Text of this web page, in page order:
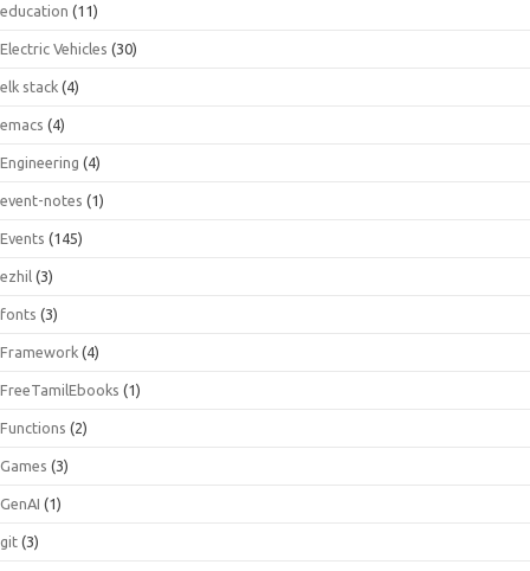
education (11)
Electric Vehicles (30)
elk stack (4)
emacs (4)
Engineering (4)
event-notes (1)
Events (145)
ezhil (3)
fonts (3)
Framework (4)
FreeTamilEbooks (1)
Functions (2)
Games (3)
GenAI (1)
git (3)